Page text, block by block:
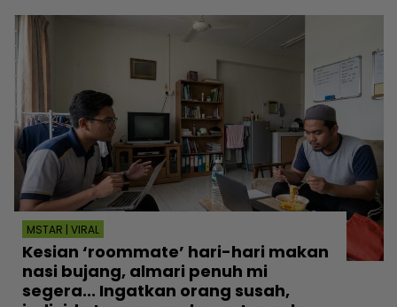
MSTAR | VIRAL
Kesian ‘roommate’ hari-hari makan
nasi bujang, almari penuh mi
segera... Ingatkan orang susah,